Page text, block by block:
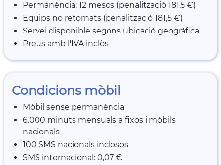
Permanència: 12 mesos (penalització 181,5 €)
Equips no retornats (penalització 181,5 €)
Servei disponible segons ubicació geogràfica
Preus amb l'IVA inclòs
Condicions mòbil
Mòbil sense permanència
6.000 minuts mensuals a fixos i mòbils
nacionals
100 SMS nacionals inclosos
SMS internacional: 0,07 €